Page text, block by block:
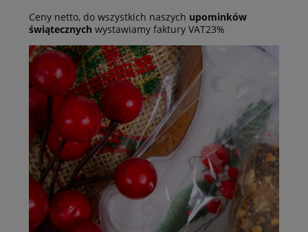
Ceny netto, do wszystkich naszych upominków
świątecznych wystawiamy faktury VAT23%